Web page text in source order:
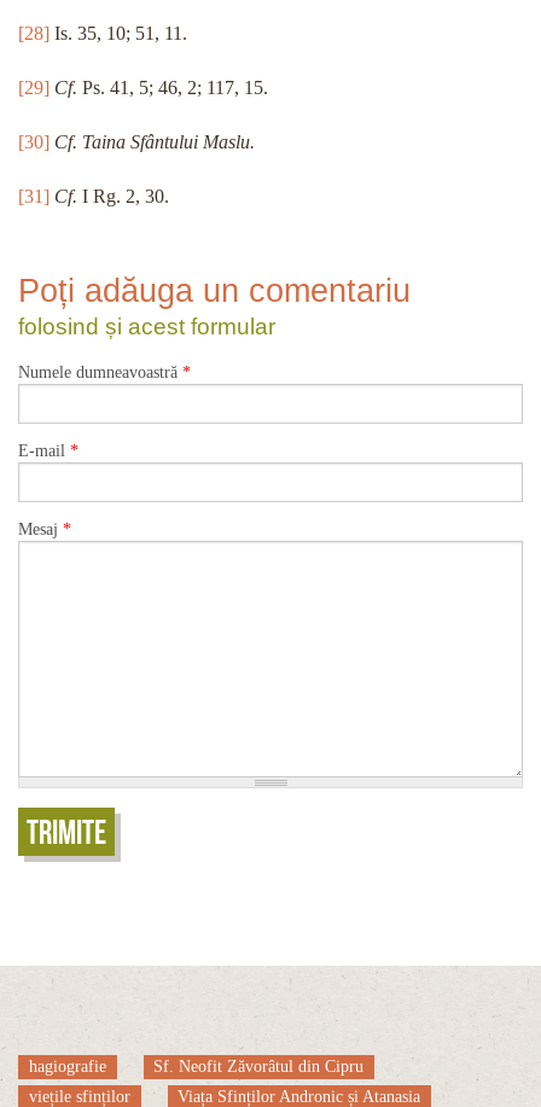
[28] Is. 35, 10; 51, 11.
[29] Cf. Ps. 41, 5; 46, 2; 117, 15.
[30] Cf. Taina Sfântului Maslu.
[31] Cf. I Rg. 2, 30.
Poți adăuga un comentariu
folosind și acest formular
Numele dumneavoastră *
E-mail *
Mesaj *
Trimite
hagiografie
Sf. Neofit Zăvorâtul din Cipru
viețile sfinților
Viața Sfinților Andronic și Atanasia